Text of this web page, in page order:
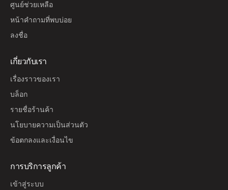
ศูนย์ช่วยเหลือ
หน้าคำถามที่พบบ่อย
ลงชื่อ
เกี่ยวกับเรา
เรื่องราวของเรา
บล็อก
รายชื่อร้านค้า
นโยบายความเป็นส่วนตัว
ข้อตกลงและเงื่อนไข
การบริการลูกค้า
เข้าสู่ระบบ